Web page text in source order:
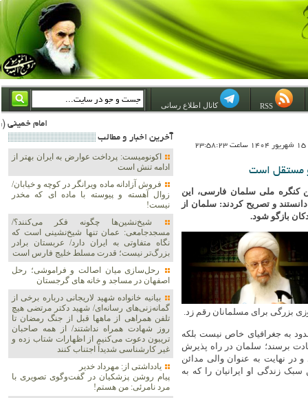
کانال اطلاع رسانی
امام خمینی (ره) والله اسلام تمامش سیاست است؛ ***** امام شهید: به گفتار امام و کردار امام اهتمام بورزید *****
مستقل است
کنگره ملی سلمان فارسی، این
و تصریح کردند: سلمان از
بازگو شود.
بزرگی برای مسلمانان رقم زد.
به جغرافیای خاص نیست بلکه
برسند؛ سلمان در راه پذیرش
در نهایت به عنوان والی مدائن
زندگی او ایرانیان را که به
آخرين اخبار و مطالب
اکونومیست: پرداخت عوارض به ایران بهتر از
ادامه تنش است
فروش آزادانه ماده ویرانگر در کوچه و خیابان/
زوال آهسته و پیوسته با ماده ای که مخدر
نیست!
شیخ‌نشین‌ها چگونه فکر می‌کنند؟/
مسجدجامعی: عمان تنها شیخ‌نشینی است که
نگاه متفاوتی به ایران دارد/ عربستان برادر
بزرگ‌تر نیست؛ قدرت مسلط خلیج فارس است
رحل‌سازی میان اصالت و فراموشی؛ رحل
اصفهان در مساجد و خانه های گرجستان
بیانیه خانواده شهید لاریجانی درباره برخی از
گمانه‌زنی‌های رسانه‌ای/ شهید دکتر مرتضی هیچ
تلفن همراهی از ماهها قبل از جنگ رمضان تا
روز شهادت همراه نداشتند/ از همه صاحبان
تریبون دعوت می‌کنیم از اظهارات شتاب زده و
غیر کارشناسی شدیداً اجتناب کنند
یادداشتی از: مهرداد خدیر
پیام روشن پزشکیان در گفت‌و‌گوی تصویری با
مرد نامرئی: من هستم!